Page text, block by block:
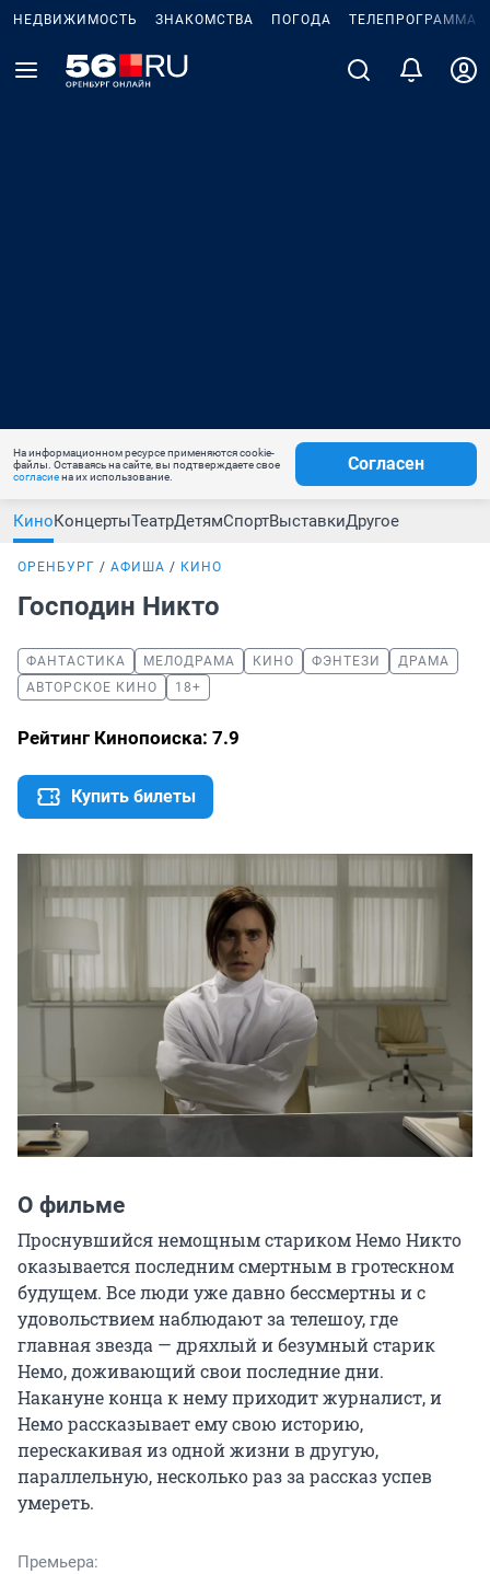
НЕДВИЖИМОСТЬ ЗНАКОМСТВА ПОГОДА ТЕЛЕПРОГРАММА
На информационном ресурсе применяются cookie-
файлы. Оставаясь на сайте, вы подтверждаете свое
согласиена их использование.
Согласен
КиноКонцертыТеатрДетямСпортВыставкиДругое
ОРЕНБУРГ АФИША КИНО
Господин Никто
ФАНТАСТИКА МЕЛОДРАМА КИНО ФЭНТЕЗИ
ДРАМА
АВТОРСКОЕ КИНО
18+
Рейтинг Кинопоиска: 7.9
Купить билеты
О фильме
Проснувшийся немощным стариком Немо Никто
оказывается последним смертным в гротескном
будущем. Все люди уже давно бессмертны и с
удовольствием наблюдают за телешоу, где
главная звезда — дряхлый и безумный старик
Немо, доживающий свои последние дни.
Накануне конца к нему приходит журналист, и
Немо рассказывает ему свою историю,
перескакивая из одной жизни в другую,
параллельную, несколько раз за рассказ успев
умереть.
Премьера: